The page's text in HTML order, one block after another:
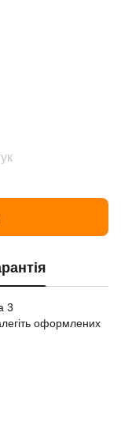
3
оформлених